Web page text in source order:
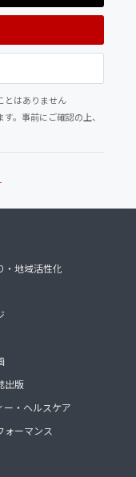
とはありません
。事前にご確認の上、
・地域活性化
出版
ー・ヘルスケア
ォーマンス